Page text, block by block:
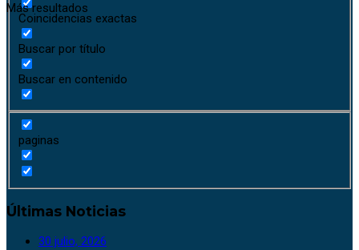
Más resultados
Coincidencias exactas
Buscar por título
Buscar en contenido
paginas
Últimas Noticias
30 julio, 2026